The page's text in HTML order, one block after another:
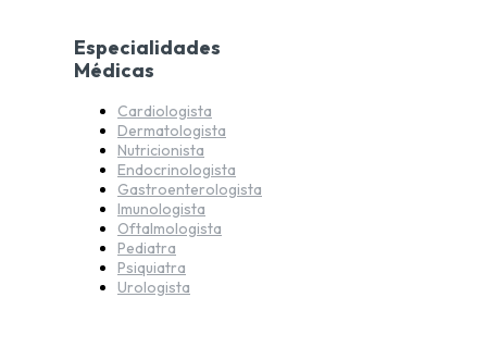
Especialidades
Médicas
Cardiologista
Dermatologista
Nutricionista
Endocrinologista
Gastroenterologista
Imunologista
Oftalmologista
Pediatra
Psiquiatra
Urologista